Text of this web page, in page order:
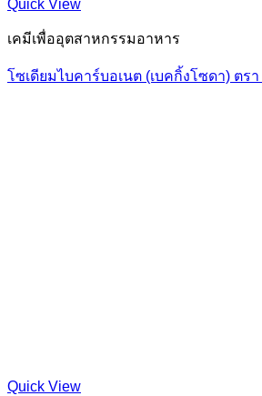
Quick View
เคมีเพื่ออุตสาหกรรมอาหาร
โซเดียมไบคาร์บอเนต (เบคกิ้งโซดา) ตรา
Quick View